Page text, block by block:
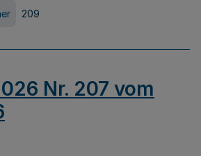
209
Nr. 207 vom